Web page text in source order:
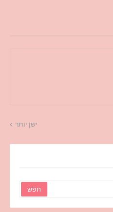
ישן יותר